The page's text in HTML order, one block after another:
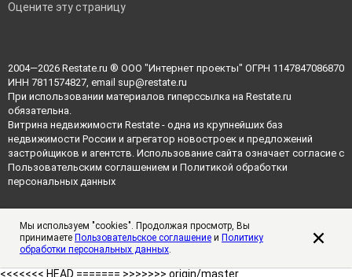
Оцените эту страницу
2004—2026 Restate.ru ® ООО "Интернет проекты" ОГРН 1147847086870
ИНН 7811574827, email sup@restate.ru
При использовании материалов гиперссылка на Restate.ru
обязательна.
Витрина недвижимости Restate - одна из крупнейших баз
недвижимости России и агрегатор новостроек и предложений
застройщиков и агентств. Использование сайта означает согласие с
Пользовательским соглашением и Политикой обработки
персональных данных
Мы используем "cookies". Продолжая просмотр, Вы
принимаете Пользовательское соглашение и Политику
обработки персональных данных.
<<<<<<< HEAD ======= >>>>>>> origin/master